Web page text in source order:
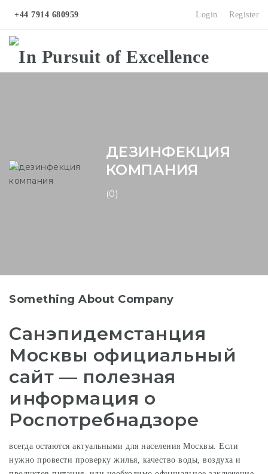
+44 7914 680959 Login Register
ДЕЗИНФЕКЦИЯ
КОМПАНИЯ
(0)
Something About Company
Санэпидемстанция
Москвы официальный
сайт — полезная
информация о
Роспотребнадзоре
всегда остаются актуальными для населения Москвы. Если
нужно провести проверку жилья, качество воды, воздуха и